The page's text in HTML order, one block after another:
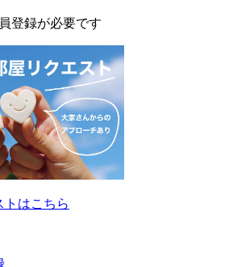
登録が必要です
トはこちら